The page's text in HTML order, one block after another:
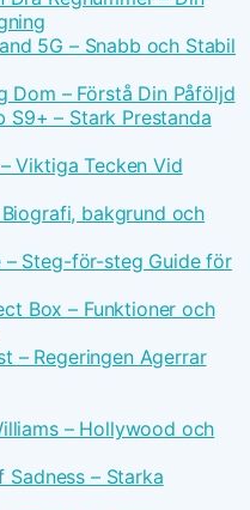
5G – Snabb och Stabil
Dom – Förstå Din Påföljd
S9+ – Stark Prestanda
Viktiga Tecken Vid
bakgrund och
– Steg-för-steg Guide för
Box – Funktioner och
– Regeringen Agerrar
– Hollywood och
Sadness – Starka